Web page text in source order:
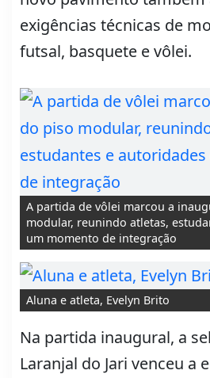
exigências técnicas de
futsal, basquete e vôlei.
A partida de vôlei marcou a
modular, reunindo atletas,
um momento de integração
Aluna e atleta, Evelyn Brito
Na partida inaugural, a
Laranjal do Jari venceu a